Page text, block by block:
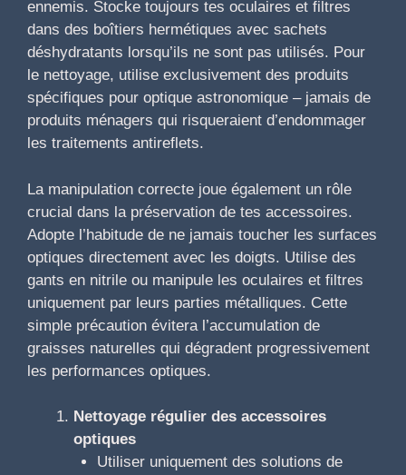
ennemis. Stocke toujours tes oculaires et filtres
dans des boîtiers hermétiques avec sachets
déshydratants lorsqu’ils ne sont pas utilisés. Pour
le nettoyage, utilise exclusivement des produits
spécifiques pour optique astronomique – jamais de
produits ménagers qui risqueraient d’endommager
les traitements antireflets.
La manipulation correcte joue également un rôle
crucial dans la préservation de tes accessoires.
Adopte l’habitude de ne jamais toucher les surfaces
optiques directement avec les doigts. Utilise des
gants en nitrile ou manipule les oculaires et filtres
uniquement par leurs parties métalliques. Cette
simple précaution évitera l’accumulation de
graisses naturelles qui dégradent progressivement
les performances optiques.
Nettoyage régulier des accessoires
optiques
Utiliser uniquement des solutions de